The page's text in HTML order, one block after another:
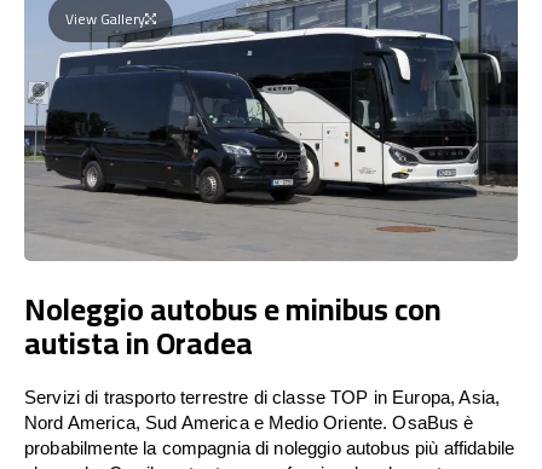
View Gallery
Noleggio autobus e minibus con
autista in Oradea
Servizi di trasporto terrestre di classe TOP in Europa, Asia,
Nord America, Sud America e Medio Oriente. OsaBus è
probabilmente la compagnia di noleggio autobus più affidabile